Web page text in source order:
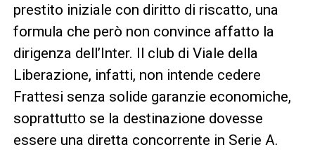
prestito iniziale con diritto di riscatto, una
formula che però non convince affatto la
dirigenza dell’Inter. Il club di Viale della
Liberazione, infatti, non intende cedere
Frattesi senza solide garanzie economiche,
soprattutto se la destinazione dovesse
essere una diretta concorrente in Serie A.